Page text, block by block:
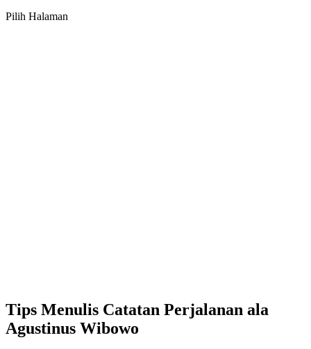
Pilih Halaman
Tips Menulis Catatan Perjalanan ala
Agustinus Wibowo